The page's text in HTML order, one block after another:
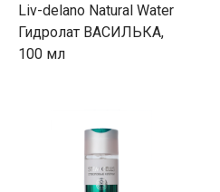
Liv-delano Natural Water
Гидролат ВАСИЛЬКА,
100 мл